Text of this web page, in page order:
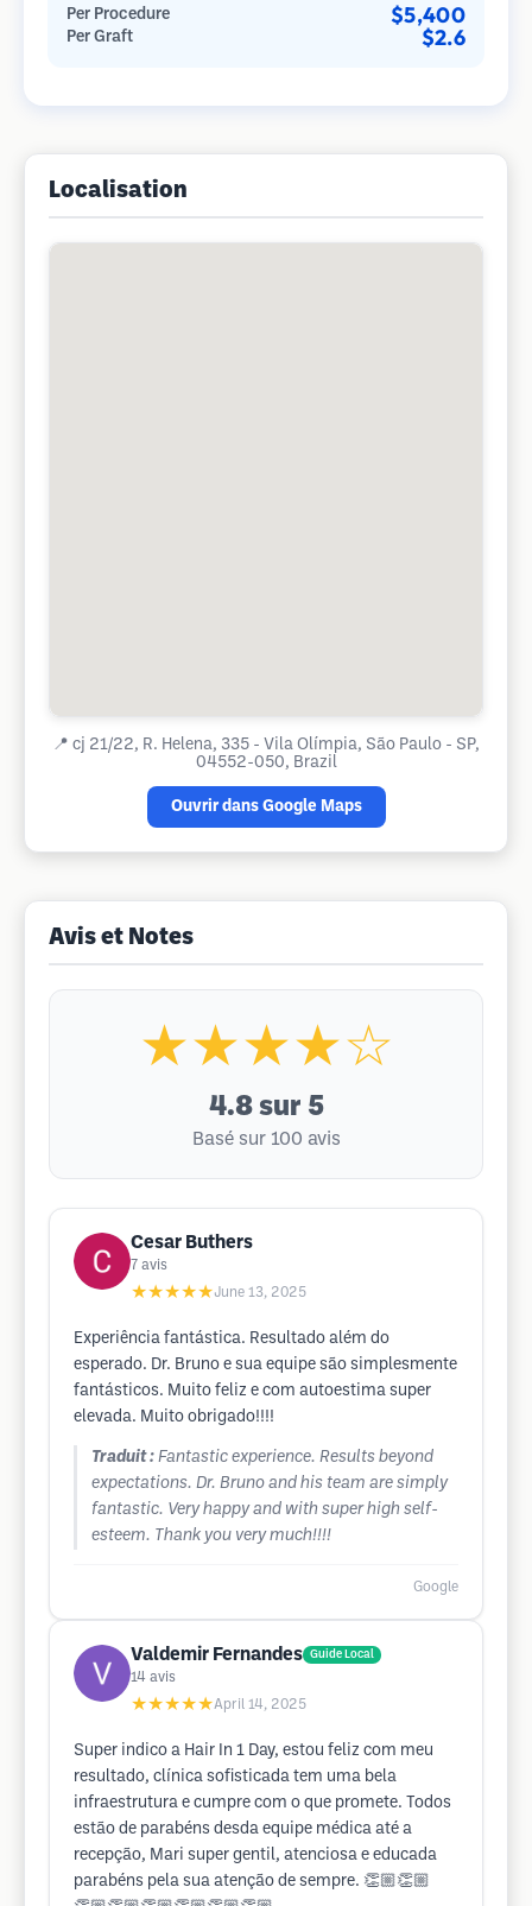
guérison plus rapide par rapport aux méthodes de prélèvement
en bandelette.
Per Procedure $5,400
Per Graft $2.6
Localisation
📍 cj 21/22, R. Helena, 335 - Vila Olímpia, São Paulo - SP,
04552-050, Brazil
Ouvrir dans Google Maps
Avis et Notes
★★★★☆
4.8 sur 5
Basé sur 100 avis
Cesar Buthers
7 avis
★★★★★June 13, 2025
Experiência fantástica. Resultado além do
esperado. Dr. Bruno e sua equipe são simplesmente
fantásticos. Muito feliz e com autoestima super
elevada. Muito obrigado!!!!
Traduit : Fantastic experience. Results beyond
expectations. Dr. Bruno and his team are simply
fantastic. Very happy and with super high self-
esteem. Thank you very much!!!!
Google
Valdemir Fernandes Guide Local
14 avis
★★★★★April 14, 2025
Super indico a Hair In 1 Day, estou feliz com meu
resultado, clínica sofisticada tem uma bela
infraestrutura e cumpre com o que promete. Todos
estão de parabéns desda equipe médica até a
recepção, Mari super gentil, atenciosa e educada
parabéns pela sua atenção de sempre. 👏🏼👏🏼